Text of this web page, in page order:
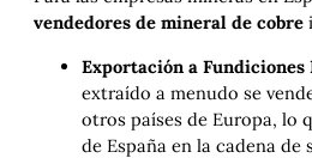
vendedores de mineral de cobre
Exportación a Fundiciones
extraído a menudo se
otros países de Europa, lo
de España en la cadena